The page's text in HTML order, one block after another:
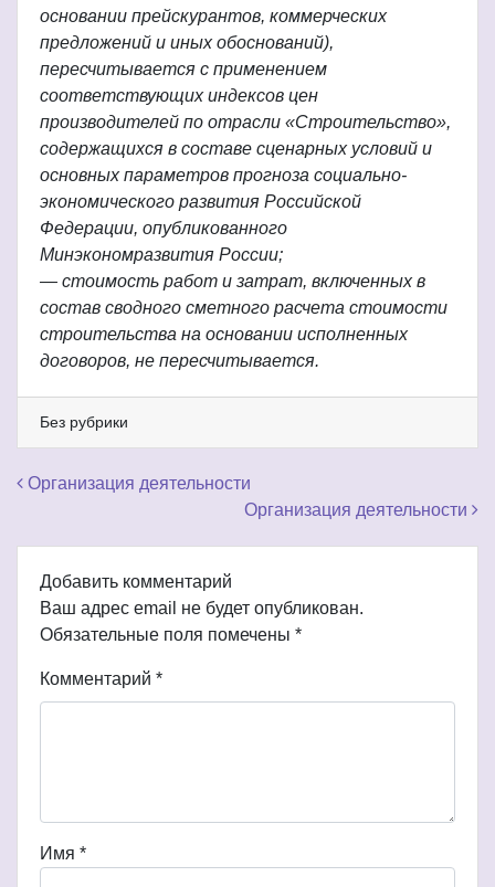
основании прейскурантов, коммерческих
предложений и иных обоснований),
пересчитывается с применением
соответствующих индексов цен
производителей по отрасли «Строительство»,
содержащихся в составе сценарных условий и
основных параметров прогноза социально-
экономического развития Российской
Федерации, опубликованного
Минэкономразвития России;
— стоимость работ и затрат, включенных в
состав сводного сметного расчета стоимости
строительства на основании исполненных
договоров, не пересчитывается.
Без рубрики
Навигация по записям
Организация деятельности
Организация деятельности
Добавить комментарий
Ваш адрес email не будет опубликован.
Обязательные поля помечены *
Комментарий *
Имя *